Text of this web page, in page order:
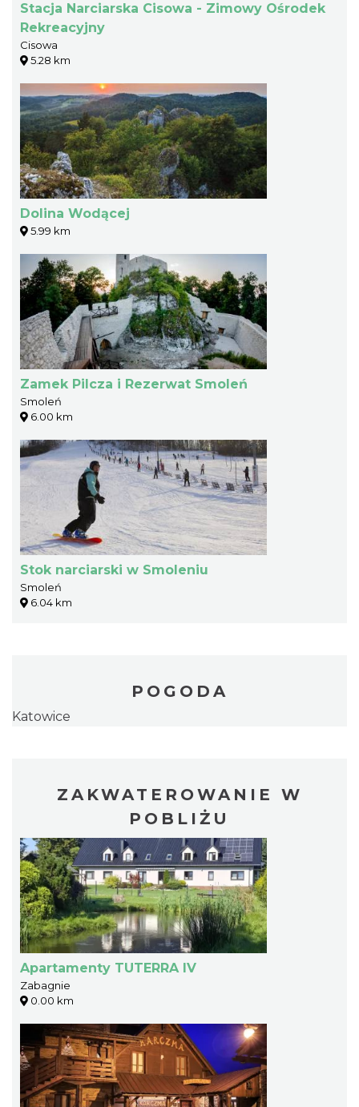
Stacja Narciarska Cisowa - Zimowy Ośrodek
Rekreacyjny
Cisowa
5.28 km
Dolina Wodącej
5.99 km
Zamek Pilcza i Rezerwat Smoleń
Smoleń
6.00 km
Stok narciarski w Smoleniu
Smoleń
6.04 km
POGODA
Katowice
ZAKWATEROWANIE W
POBLIŻU
Apartamenty TUTERRA IV
Zabagnie
0.00 km